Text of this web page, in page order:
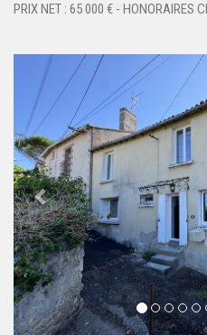
PRIX NET : 65 000 € - HONORAIRES
Previous